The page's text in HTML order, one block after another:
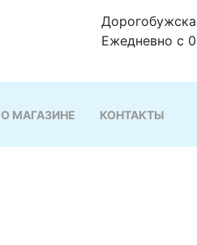
Ежедневно с
О МАГАЗИНЕ КОНТАКТЫ